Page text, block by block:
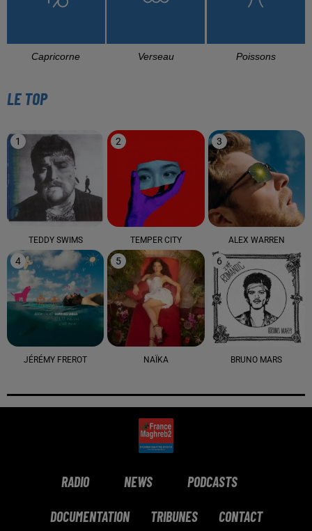
Capricorne Verseau Poissons
LE TOP
1
TEDDY SWIMS
2
TEMPER CITY
3
ALEX WARREN
4
JÉRÉMY FREROT
5
NAÏKA
6
BRUNO MARS
RADIO NEWS PODCASTS
DOCUMENTATION TRIBUNES CONTACT